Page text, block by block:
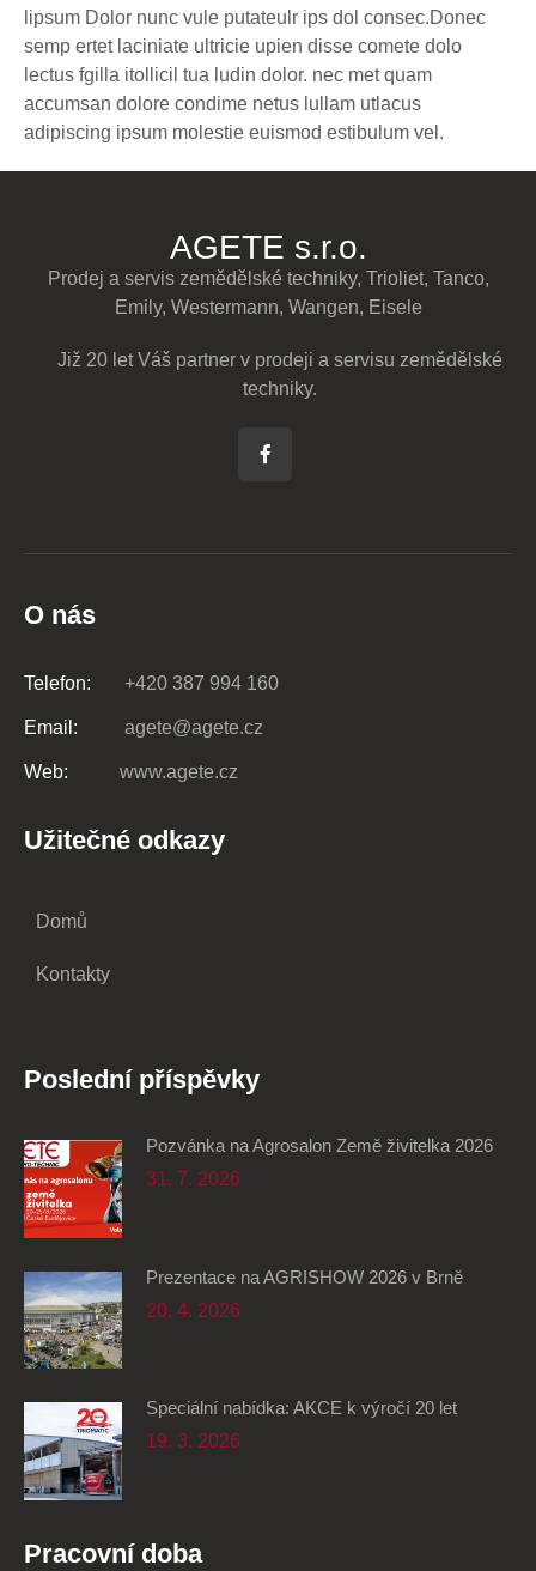
lipsum Dolor nunc vule putateulr ips dol consec.Donec
semp ertet laciniate ultricie upien disse comete dolo
lectus fgilla itollicil tua ludin dolor. nec met quam
accumsan dolore condime netus lullam utlacus
adipiscing ipsum molestie euismod estibulum vel.
AGETE s.r.o.
Prodej a servis zemědělské techniky, Trioliet, Tanco,
Emily, Westermann, Wangen, Eisele
Již 20 let Váš partner v prodeji a servisu zemědělské
techniky.
O nás
Telefon: +420 387 994 160
Email: agete@agete.cz
Web: www.agete.cz
Užitečné odkazy
Domů
Kontakty
Poslední příspěvky
Pozvánka na Agrosalon Země živitelka 2026
31. 7. 2026
Prezentace na AGRISHOW 2026 v Brně
20. 4. 2026
Speciální nabídka: AKCE k výročí 20 let
19. 3. 2026
Pracovní doba